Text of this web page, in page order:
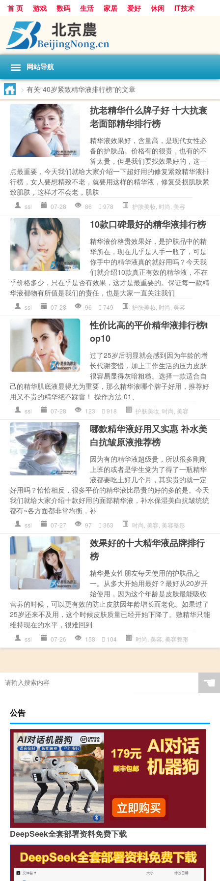
首 页 游戏 数码 生活 家居 爱好 休闲
IT技术
互联网
手机 购物
网站导航
> 有关“40岁紧致精华液排行榜”的文章
抗老精华什么牌子好 十大抗衰
老面部精华排行榜
精华液效果好，含量高，是现代女性必
备的护肤品。价格有的很贵，也有的不
算太贵，但是我们要找效果好的，这一
点最重要，今天我们就给大家介绍一下超好用的修复紧致精华液排
行榜，女人要想精致不老，就要用这样的精华液，修复受损肌肤紧
致肌肤，这样才不会老，肌肤
ssl 07-28 86 978 护肤美妆, 时尚, 美容
10款口碑最好的精华液排行榜
精华液价格贵效果好，是护肤品中的精
华所在，现在几乎是人手一瓶了，可是
你手中的精华液真的就好用吗？今天我
们就介绍10款真正有效的精华液，不在
乎价格多少，只在乎是否有效果，这才是最重要的。保证每一款精
华液都物有所值是我们的责任，也是大家一直关注我们
ssl 07-28 96 749 护肤美妆, 时尚, 美容
性价比高的平价精华液排行榜t
op10
过了25岁后明显就会感到因为年龄的增
长代谢变慢，加上工作生活的压力皮肤
很容易显得灰暗粗糙。选择一款适合自
己的精华肌底液显得尤为重要，那么精华液哪个牌子好用，推荐好
用又不贵的精华绝不踩雷！ 操作方法 01、
ssl 07-28 123 918 护肤美妆, 时尚, 美容
哪款精华液好用又实惠 补水美
白抗皱原液推荐榜
因为有的精华液超级贵，所以很多刚刚
上班的或者是学生党为了得了一瓶精华
液都要吃土好几个月，其实贵的就一定
好用吗？恰恰相反，很多平价的精华液比昂贵的好的多的是。今天
我们就给大家介绍十款好用的面部精华液，补水保湿美白抗皱统统
都有~各方面都非常均衡，补
ssl 07-27 97 363 时尚, 美容, 美容整形
效果好的十大精华液品牌排行
榜
精华是女性朋友每天使用的护肤品之
一。从多大开始用最好？最好从20岁开
始使用，因为这个年龄是皮肤最能吸收
营养的时候，可以更有效的防止皮肤因年龄增长而老化。如果过了
25岁还来不及用，这个时候皮肤质量已经开始下降了。敷精华只能
维持现在的水平，很难回到
ssl 07-26 158 104 时尚, 美容, 美容整形
☚
公告
DeepSeek全套部署资料免费下载